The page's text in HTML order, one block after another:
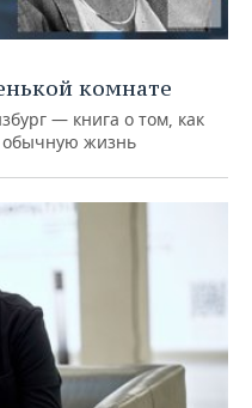
комнате
— книга о том, как
обычную жизнь